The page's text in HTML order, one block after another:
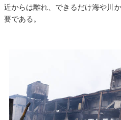
近からは離れ、できるだけ海や川
要である。